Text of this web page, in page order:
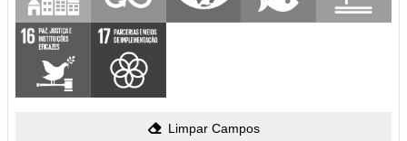
Limpar Campos